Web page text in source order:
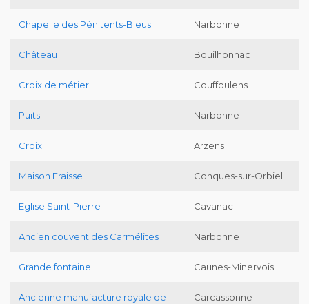
Chapelle des Pénitents-Bleus Narbonne
Château Bouilhonnac
Croix de métier Couffoulens
Puits Narbonne
Croix Arzens
Maison Fraisse Conques-sur-Orbiel
Eglise Saint-Pierre Cavanac
Ancien couvent des Carmélites Narbonne
Grande fontaine Caunes-Minervois
Ancienne manufacture royale de
Carcassonne